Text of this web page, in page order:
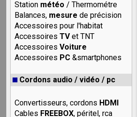
Station météo / Thermométre
Balances, mesure de précision
Accessoires pour l'habitat
AccessoiresTVet TNT
AccessoiresVoiture
Accessoires PC &smartphones
Cordons audio / vidéo / pc
Convertisseurs, cordons HDMI
Cables FREEBOX, péritel, rca